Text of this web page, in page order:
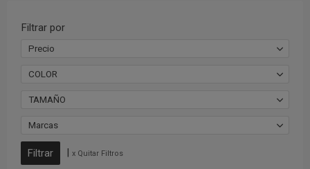
Filtrar por
Precio
COLOR
TAMAÑO
Marcas
x Quitar Filtros